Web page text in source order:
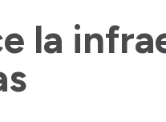
la